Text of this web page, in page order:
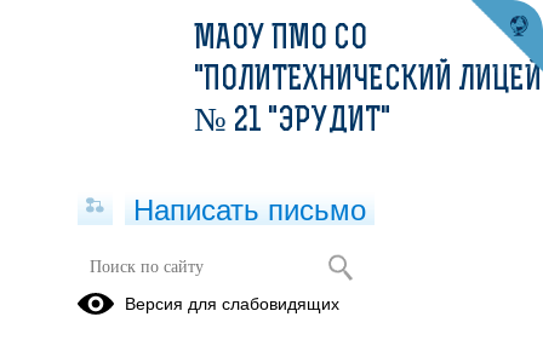
Основная образовательная
МАОУ ПМО СО
"ПОЛИТЕХНИЧЕСКИЙ ЛИЦЕЙ
№ 21 "ЭРУДИТ"
Написать письмо
Версия для слабовидящих